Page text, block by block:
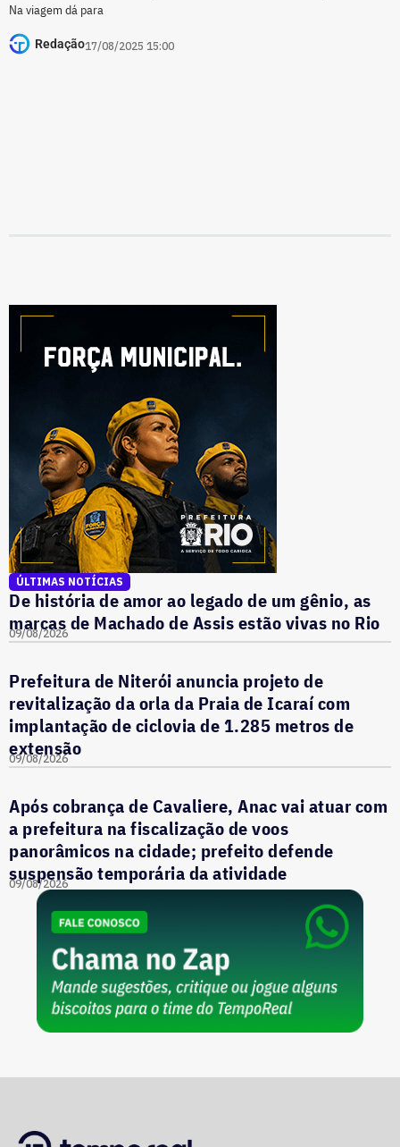
Na viagem dá para
Redação17/08/2025 15:00
ÚLTIMAS NOTÍCIAS
De história de amor ao legado de um gênio, as
marcas de Machado de Assis estão vivas no Rio
09/08/2026
Prefeitura de Niterói anuncia projeto de
revitalização da orla da Praia de Icaraí com
implantação de ciclovia de 1.285 metros de
extensão
09/08/2026
Após cobrança de Cavaliere, Anac vai atuar com
a prefeitura na fiscalização de voos
panorâmicos na cidade; prefeito defende
suspensão temporária da atividade
09/08/2026